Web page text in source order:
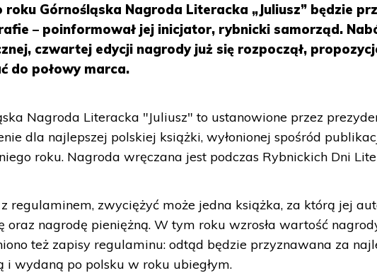
roku Górnośląska Nagroda Literacka „Juliusz” będzie
– poinformował jej inicjator, rybnicki samorząd.
czwartej edycji nagrody już się rozpoczął,
do połowy marca.
Nagroda Literacka "Juliusz" to ustanowione przez
dla najlepszej polskiej książki, wyłonionej spośród
roku. Nagroda wręczana jest podczas Rybnickich Dni
regulaminem, zwyciężyć może jedna książka, za którą jej
oraz nagrodę pieniężną. W tym roku wzrosła wartość
też zapisy regulaminu: odtąd będzie przyznawana za
i wydaną po polsku w roku ubiegłym.